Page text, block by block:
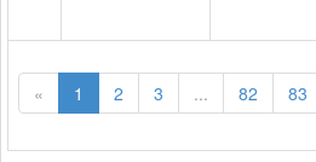
« 1 2 3 ... 82 83